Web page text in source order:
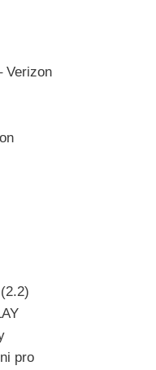
Verizon
pro